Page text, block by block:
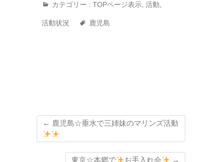
カテゴリー : TOPページ表示 活動
活動状況 鹿児島
← 鹿児島☆垂水で三姉妹のマリンズ活動
東京☆本郷で お手入れ会 →